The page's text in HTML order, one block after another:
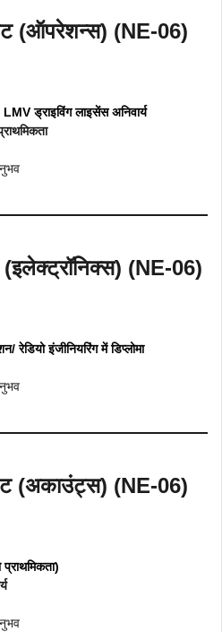
(ऑपरेशन्स) (NE-06)
LMV ड्राइविंग लाइसेंस अनिवार्य
(NE-06)
रेडियो इंजीनियरिंग में डिप्लोमा
(अकाउंट्स) (NE-06)